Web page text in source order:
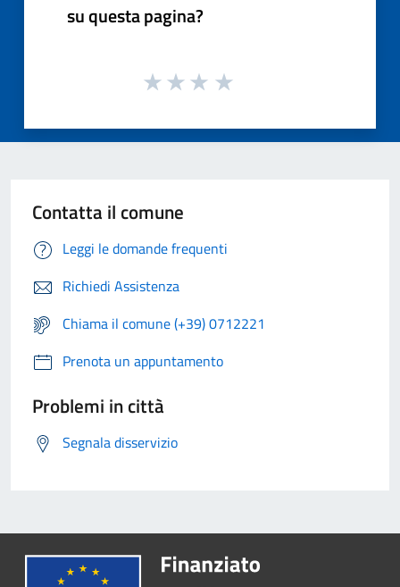
su questa pagina?
Contatta il comune
Leggi le domande frequenti
Richiedi Assistenza
Chiama il comune (+39) 0712221
Prenota un appuntamento
Problemi in città
Segnala disservizio